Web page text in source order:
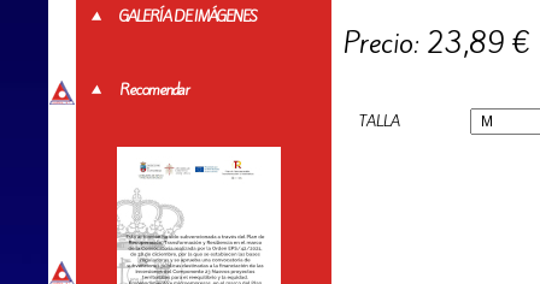
GALERÍA DE IMÁGENES
Recomendar
Precio: 23,89 €
TALLA